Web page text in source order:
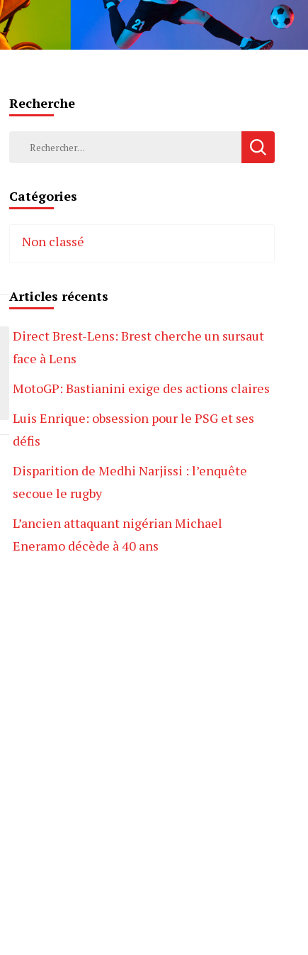
Recherche
Rechercher :
Catégories
Non classé
Articles récents
Direct Brest-Lens: Brest cherche un sursaut
face à Lens
MotoGP: Bastianini exige des actions claires
Luis Enrique: obsession pour le PSG et ses
défis
Disparition de Medhi Narjissi : l’enquête
secoue le rugby
L’ancien attaquant nigérian Michael
Eneramo décède à 40 ans